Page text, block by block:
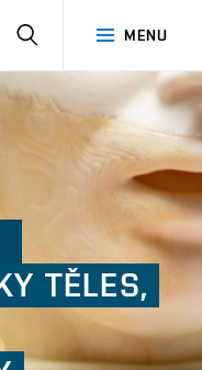
MENU
TĚLES,